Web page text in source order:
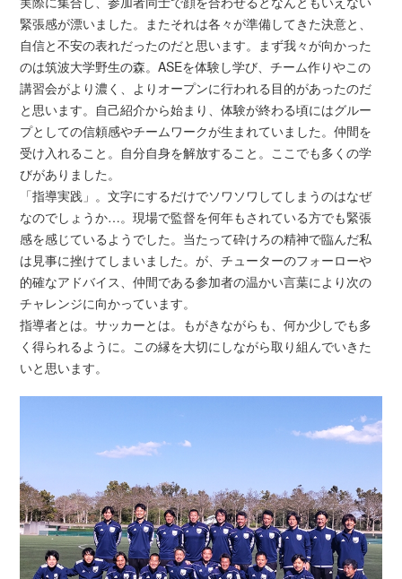
緊張感が漂いました。またそれは各々が準備してきた決意と、
自信と不安の表れだったのだと思います。まず我々が向かった
のは筑波大学野生の森。ASEを体験し学び、チーム作りやこの
講習会がより濃く、よりオープンに行われる目的があったのだ
と思います。自己紹介から始まり、体験が終わる頃にはグルー
プとしての信頼感やチームワークが生まれていました。仲間を
受け入れること。自分自身を解放すること。ここでも多くの学
びがありました。
「指導実践」。文字にするだけでソワソワしてしまうのはなぜ
なのでしょうか…。現場で監督を何年もされている方でも緊張
感を感じているようでした。当たって砕けろの精神で臨んだ私
は見事に挫けてしまいました。が、チューターのフォーローや
的確なアドバイス、仲間である参加者の温かい言葉により次の
チャレンジに向かっています。
指導者とは。サッカーとは。もがきながらも、何か少しでも多
く得られるように。この縁を大切にしながら取り組んでいきた
いと思います。